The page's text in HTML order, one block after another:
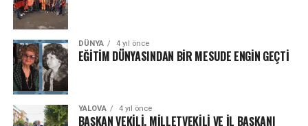
DÜNYA 4 yıl önce
EĞİTİM DÜNYASINDAN BİR MESUDE ENGİN GEÇTİ
YALOVA 4 yıl önce
BAŞKAN VEKİLİ, MİLLETVEKİLİ VE İL BAŞKANI